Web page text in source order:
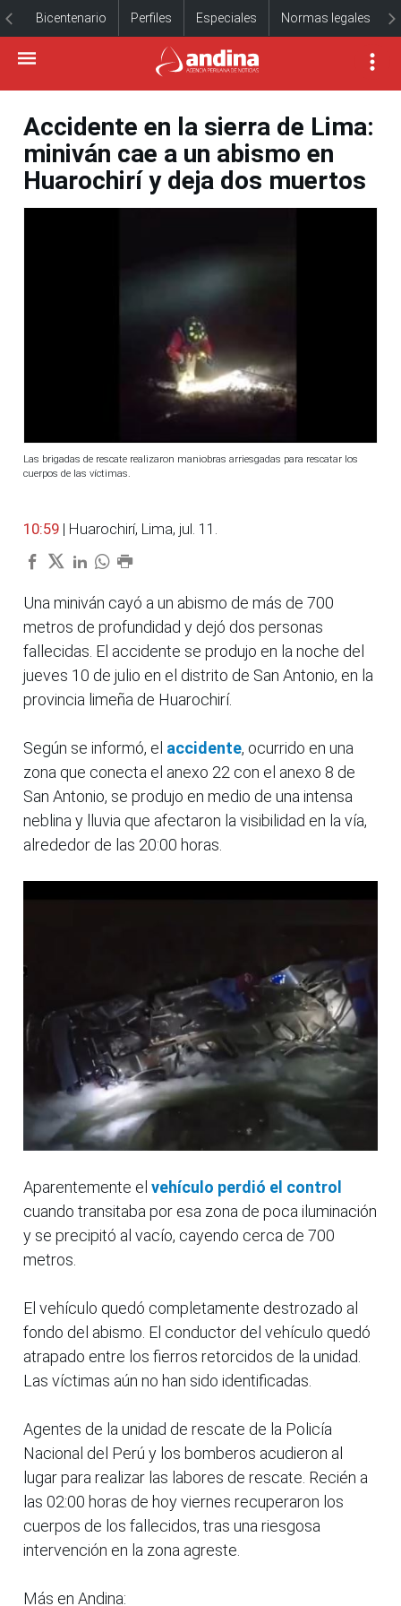
Bicentenario Perfiles Especiales Normas legales
Accidente en la sierra de Lima:
miniván cae a un abismo en
Huarochirí y deja dos muertos
Las brigadas de rescate realizaron maniobras arriesgadas para rescatar los
cuerpos de las víctimas.
10:59 | Huarochirí, Lima, jul. 11.
Una miniván cayó a un abismo de más de 700
metros de profundidad y dejó dos personas
fallecidas. El accidente se produjo en la noche del
jueves 10 de julio en el distrito de San Antonio, en la
provincia limeña de Huarochirí.
Según se informó, el accidente, ocurrido en una
zona que conecta el anexo 22 con el anexo 8 de
San Antonio, se produjo en medio de una intensa
neblina y lluvia que afectaron la visibilidad en la vía,
alrededor de las 20:00 horas.
Aparentemente el vehículo perdió el control
cuando transitaba por esa zona de poca iluminación
y se precipitó al vacío, cayendo cerca de 700
metros.
El vehículo quedó completamente destrozado al
fondo del abismo. El conductor del vehículo quedó
atrapado entre los fierros retorcidos de la unidad.
Las víctimas aún no han sido identificadas.
Agentes de la unidad de rescate de la Policía
Nacional del Perú y los bomberos acudieron al
lugar para realizar las labores de rescate. Recién a
las 02:00 horas de hoy viernes recuperaron los
cuerpos de los fallecidos, tras una riesgosa
intervención en la zona agreste.
Más en Andina: